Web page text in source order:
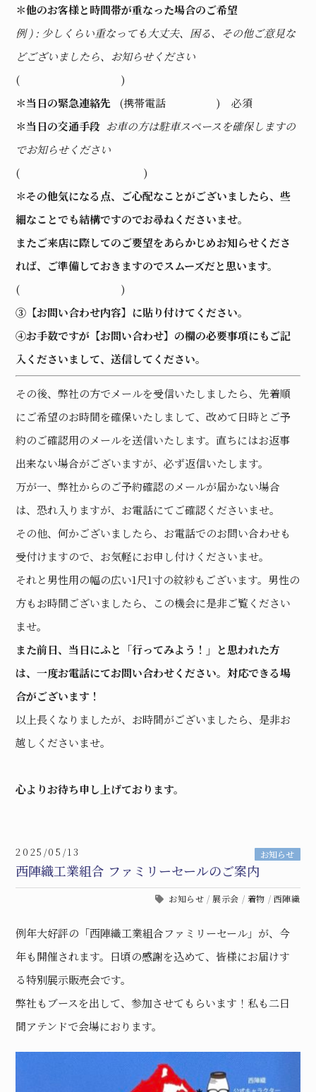
＊他のお客様と時間帯が重なった場合のご希望
例 ) : 少しくらい重なっても大丈夫、困る、その他ご意見な
どございましたら、お知らせください
( )
＊当日の緊急連絡先 (携帯電話 ) 必須
＊当日の交通手段 お車の方は駐車スペースを確保しますの
でお知らせください
( )
＊その他気になる点、ご心配なことがございましたら、些
細なことでも結構ですのでお尋ねくださいませ。
またご来店に際してのご要望をあらかじめお知らせくださ
れば、ご準備しておきますのでスムーズだと思います。
( )
③【お問い合わせ内容】に貼り付けてください。
④お手数ですが【お問い合わせ】の欄の必要事項にもご記
入くださいまして、送信してください。
その後、弊社の方でメールを受信いたしましたら、先着順
にご希望のお時間を確保いたしまして、改めて日時とご予
約のご確認用のメールを送信いたします。直ちにはお返事
出来ない場合がございますが、必ず返信いたします。
万が一、弊社からのご予約確認のメールが届かない場合
は、恐れ入りますが、お電話にてご確認くださいませ。
その他、何かございましたら、お電話でのお問い合わせも
受付けますので、お気軽にお申し付けくださいませ。
それと男性用の幅の広い1尺1寸の紋紗もございます。男性の
方もお時間ございましたら、この機会に是非ご覧ください
ませ。
また前日、当日にふと「行ってみよう！」と思われた方
は、一度お電話にてお問い合わせください。対応できる場
合がございます！
以上長くなりましたが、お時間がございましたら、是非お
越しくださいませ。
心よりお待ち申し上げております。
2025/05/13 お知らせ
西陣織工業組合 ファミリーセールのご案内
お知らせ / 展示会 / 着物 / 西陣織
例年大好評の「西陣織工業組合ファミリーセール」が、今
年も開催されます。 日頃の感謝を込めて、皆様にお届けす
る特別展示販売会です。
弊社もブースを出して、参加させてもらいます！私も二日
間アテンドで会場におります。